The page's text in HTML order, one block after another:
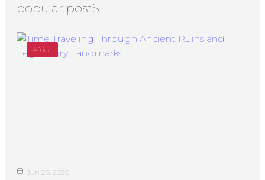
popular postS
Africa
Jun 26, 2026